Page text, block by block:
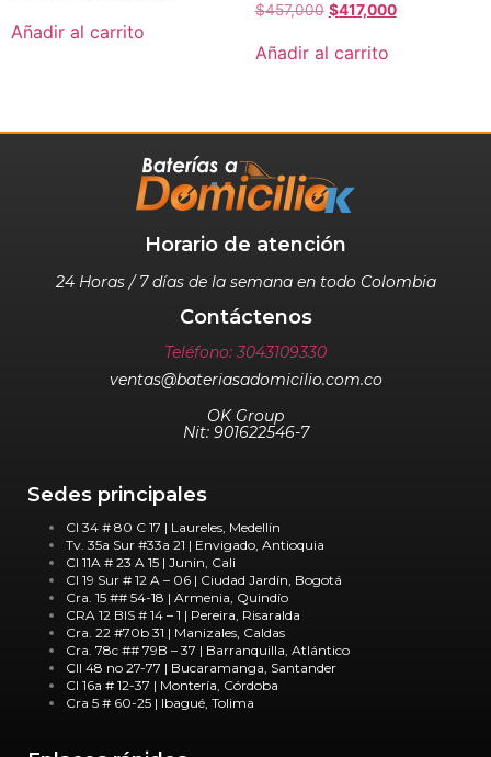
Añadir al carrito
$457,000 $417,000
Añadir al carrito
Horario de atención
24 Horas / 7 días de la semana en todo Colombia
Contáctenos
Teléfono: 3043109330
ventas@bateriasadomicilio.com.co
OK Group
Nit: 901622546-7
Sedes principales
Cl 34 # 80 C 17 | Laureles, Medellín
Tv. 35a Sur #33a 21 | Envigado, Antioquia
Cl 11A # 23 A 15 | Junin, Cali
Cl 19 Sur # 12 A – 06 | Ciudad Jardín, Bogotá
Cra. 15 ## 54-18 | Armenia, Quindío
CRA 12 BIS # 14 – 1 | Pereira, Risaralda
Cra. 22 #70b 31 | Manizales, Caldas
Cra. 78c ## 79B – 37 | Barranquilla, Atlántico
Cll 48 no 27-77 | Bucaramanga, Santander
Cl 16a # 12-37 | Montería, Córdoba
Cra 5 # 60-25 | Ibagué, Tolima